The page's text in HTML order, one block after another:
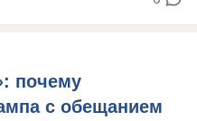
почему
с обещанием